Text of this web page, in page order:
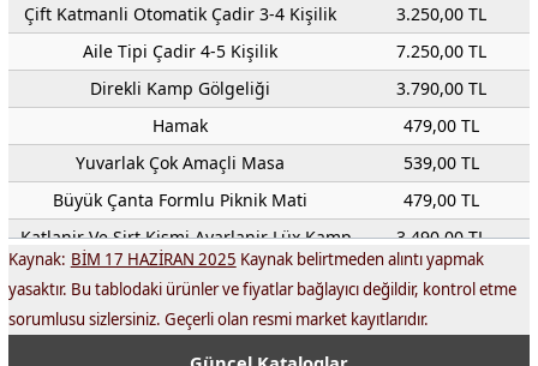
Çift Katmanli Otomatik Çadir 3-4 Kişilik
3.250,00 TL
Aile Tipi Çadir 4-5 Kişilik
7.250,00 TL
Direkli Kamp Gölgeliği
3.790,00 TL
Hamak
479,00 TL
Yuvarlak Çok Amaçli Masa
539,00 TL
Büyük Çanta Formlu Piknik Mati
479,00 TL
Katlanir Ve Sirt Kismi Ayarlanir Lüx Kamp Sandalyesi3.490,00 TL
Metal İskeletli Kamp Sandalyesi
1.890,00 TL
Kamp Sandalyesi
289,00 TL
Kaynak: BİM 17 HAZİRAN 2025 Kaynak belirtmeden alıntı yapmak
yasaktır. Bu tablodaki ürünler ve fiyatlar bağlayıcı değildir, kontrol etme
sorumlusu sizlersiniz. Geçerli olan resmi market kayıtlarıdır.